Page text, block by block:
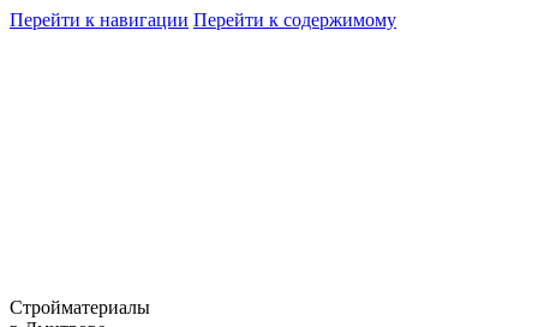
Перейти к навигации Перейти к содержимому
Стройматериалы